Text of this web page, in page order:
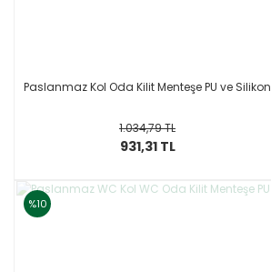
Paslanmaz Kol Oda Kilit Menteşe PU ve Silikon
1.034,79 TL
931,31 TL
%10